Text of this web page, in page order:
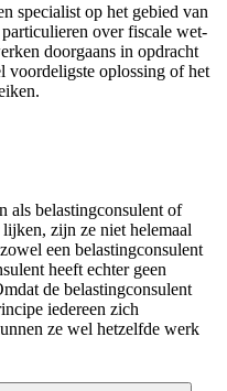
specialist op het gebied van
over fiscale wet-
doorgaans in opdracht
voordeligste oplossing of het
als belastingconsulent of
zijn ze niet helemaal
een belastingconsulent
heeft echter geen
de belastingconsulent
iedereen zich
ze wel hetzelfde werk